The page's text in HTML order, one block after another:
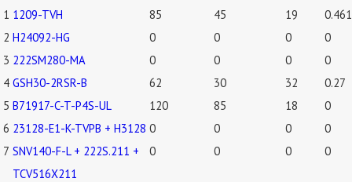
1 1209-TVH 85 45 19
0.461
2 H24092-HG 0 0 0
0
3 222SM280-MA 0 0 0
0
4 GSH30-2RSR-B 62 30 32
0.27
5 B71917-C-T-P4S-UL 120 85 18
0
6 23128-E1-K-TVPB + H3128 0 0 0
0
7 SNV140-F-L + 222S.211 +
TCV516X211
0 0 0 0